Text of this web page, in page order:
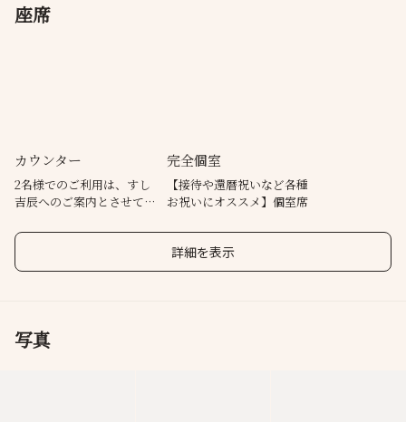
座席
カウンター
2名様でのご利用は、すし
吉辰へのご案内とさせてい
完全個室
【接待や還暦祝いなど各種
お祝いにオススメ】個室席
詳細を表示
写真